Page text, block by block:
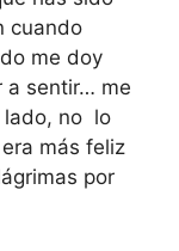
cuando
me doy
a sentir… me
lado, no lo
más feliz
por